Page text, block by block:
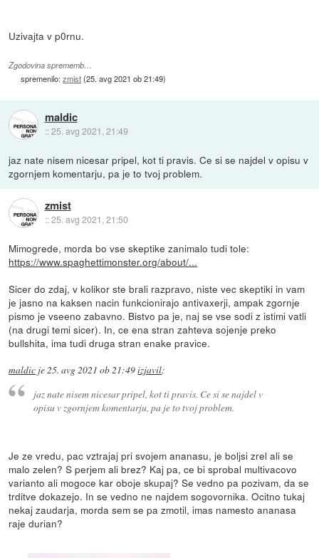
Uzivajta v p0rnu.
Zgodovina sprememb…
spremenilo:zmist(25. avg 2021 ob 21:49)
maldic
::25. avg 2021, 21:49
jaz nate nisem nicesar pripel, kot ti pravis. Ce si se najdel v opisu v
zgornjem komentarju, pa je to tvoj problem.
zmist
::25. avg 2021, 21:50
Mimogrede, morda bo vse skeptike zanimalo tudi tole:
https://www.spaghettimonster.org/about/...
Sicer do zdaj, v kolikor ste brali razpravo, niste vec skeptiki in vam
je jasno na kaksen nacin funkcionirajo antivaxerji, ampak zgornje
pismo je vseeno zabavno. Bistvo pa je, naj se vse sodi z istimi vatli
(na drugi temi sicer). In, ce ena stran zahteva sojenje preko
bullshita, ima tudi druga stran enake pravice.
maldic je25. avg 2021 ob 21:49izjavil:
jaz nate nisem nicesar pripel, kot ti pravis. Ce si se najdel v
opisu v zgornjem komentarju, pa je to tvoj problem.
Je ze vredu, pac vztrajaj pri svojem ananasu, je boljsi zrel ali se
malo zelen? S perjem ali brez? Kaj pa, ce bi sprobal multivacovo
varianto ali mogoce kar oboje skupaj? Se vedno pa pozivam, da se
trditve dokazejo. In se vedno ne najdem sogovornika. Ocitno tukaj
nekaj zaudarja, morda sem se pa zmotil, imas namesto ananasa
raje durian?